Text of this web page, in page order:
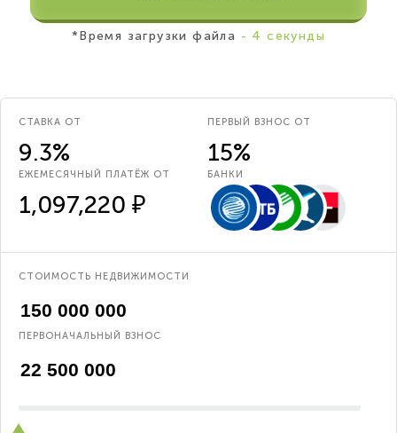
*Время загрузки файла - 4 секунды
СТАВКА ОТ
9.3%
ПЕРВЫЙ ВЗНОС ОТ
15%
ЕЖЕМЕСЯЧНЫЙ ПЛАТЁЖ ОТ
1,097,220 ₽
БАНКИ
СТОИМОСТЬ НЕДВИЖИМОСТИ
ПЕРВОНАЧАЛЬНЫЙ ВЗНОС